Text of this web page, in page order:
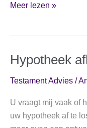
De
Meer lezen »
Hypotheek
Testament Advies /
U vraagt mij vaak of
uw hypotheek af te